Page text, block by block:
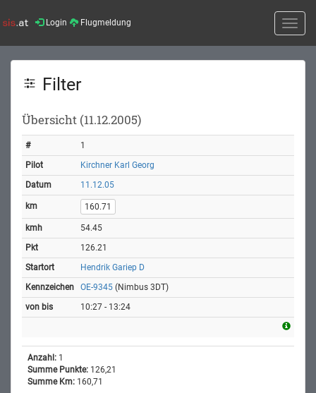
Login Flugmeldung
Toggle
Filter
Übersicht (11.12.2005)
1
Kirchner Karl Georg
11.12.05
160.71
54.45
126.21
Hendrik Gariep D
OE-9345 (Nimbus 3DT)
10:27 - 13:24
Anzahl: 1
Summe Punkte: 126,21
Summe Km: 160,71